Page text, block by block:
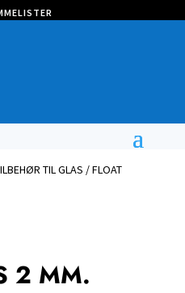
TIL GLAS / FLOAT
2 MM.